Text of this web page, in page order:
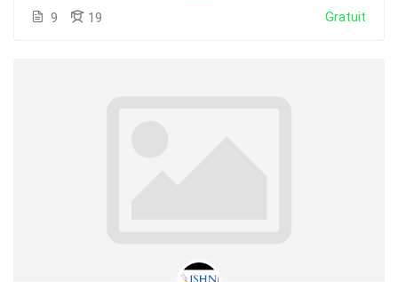
9 19 Gratuit